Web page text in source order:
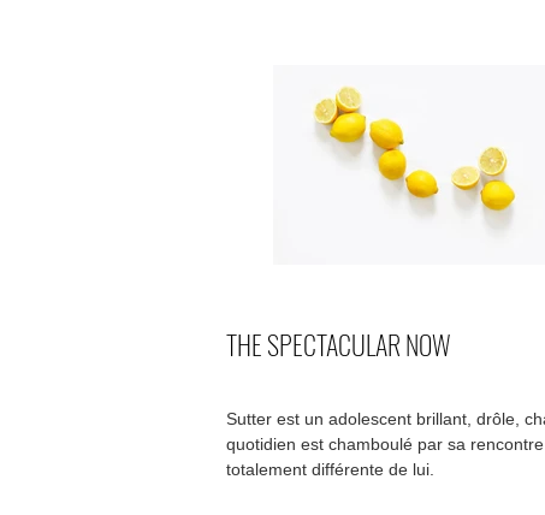
THE SPECTACULAR NOW
Sutter est un adolescent brillant, drôle,
quotidien est chamboulé par sa
totalement différente de lui.